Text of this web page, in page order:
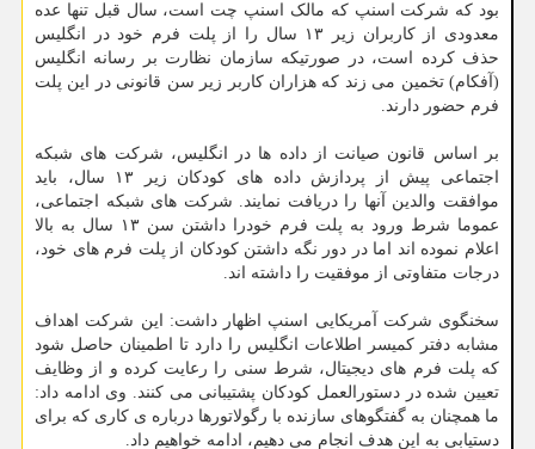
بود که شرکت اسنپ که مالک اسنپ چت است، سال قبل تنها عده
معدودی از کاربران زیر ۱۳ سال را از پلت فرم خود در انگلیس
حذف کرده است، در صورتیکه سازمان نظارت بر رسانه انگلیس
(آفکام) تخمین می زند که هزاران کاربر زیر سن قانونی در این پلت
فرم حضور دارند.
بر اساس قانون صیانت از داده ها در انگلیس، شرکت های شبکه
اجتماعی پیش از پردازش داده های کودکان زیر ۱۳ سال، باید
موافقت والدین آنها را دریافت نمایند. شرکت های شبکه اجتماعی،
عموما شرط ورود به پلت فرم خودرا داشتن سن ۱۳ سال به بالا
اعلام نموده اند اما در دور نگه داشتن کودکان از پلت فرم های خود،
درجات متفاوتی از موفقیت را داشته اند.
سخنگوی شرکت آمریکایی اسنپ اظهار داشت: این شرکت اهداف
مشابه دفتر کمیسر اطلاعات انگلیس را دارد تا اطمینان حاصل شود
که پلت فرم های دیجیتال، شرط سنی را رعایت کرده و از وظایف
تعیین شده در دستورالعمل کودکان پشتیبانی می کنند. وی ادامه داد:
ما همچنان به گفتگوهای سازنده با رگولاتورها درباره ی کاری که برای
دستیابی به این هدف انجام می دهیم، ادامه خواهیم داد.